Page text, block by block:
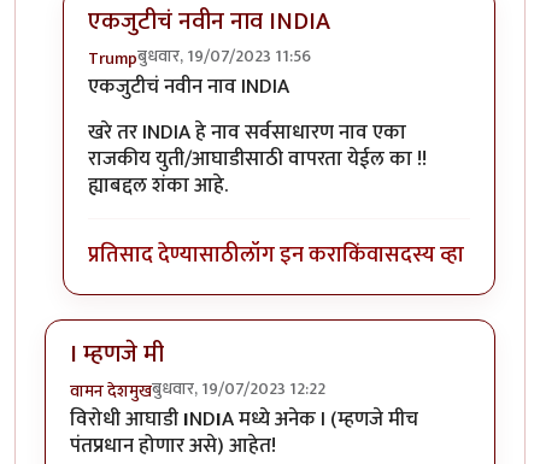
एकजुटीचं नवीन नाव INDIA
Trumpबुधवार, 19/07/2023 11:56
In reply toएकजुटीचं नवीन नाव INDIA
एकजुटीचं नवीन नाव INDIA
खरे तर INDIA हे नाव सर्वसाधारण नाव एका
राजकीय युती/आघाडीसाठी वापरता येईल का !!
ह्याबद्दल शंका आहे.
प्रतिसाद देण्यासाठीलॉग इन कराकिंवासदस्य व्हा
I म्हणजे मी
वामन देशमुखबुधवार, 19/07/2023 12:22
विरोधी आघाडीINDIA मध्ये अनेक I (म्हणजे मीच
पंतप्रधान होणार असे) आहेत!